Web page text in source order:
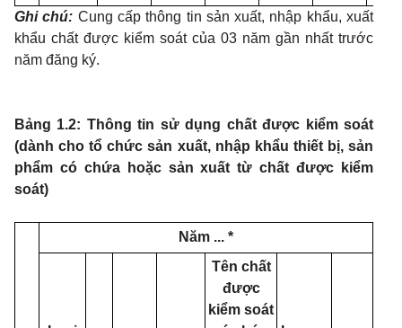
Ghi chú: Cung cấp thông tin sản xuất, nhập khẩu, xuất
khẩu chất được kiểm soát của 03 năm gần nhất trước
năm đăng ký.
Bảng 1.2: Thông tin sử dụng chất được kiểm soát
(dành cho tổ chức sản xuất, nhập khẩu thiết bị, sản
phẩm có chứa hoặc sản xuất từ chất được kiểm
soát)
Năm ... *
Tên chất
được
kiểm soát